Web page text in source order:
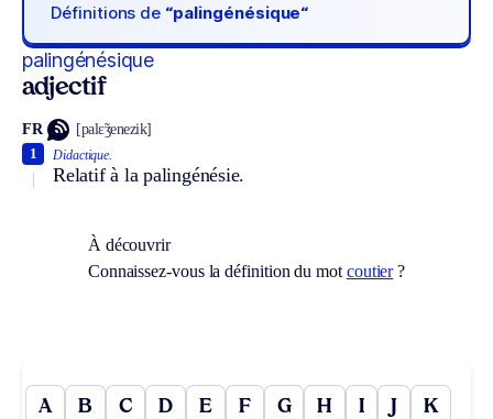
Définitions de “palingénésique“
palingénésique
adjectif
FR [palɛ̃ʒenezik]
Didactique.
Relatif à la palingénésie.
1
À découvrir
Connaissez-vous la définition du mot coutier?
A B C D E F G H I J K